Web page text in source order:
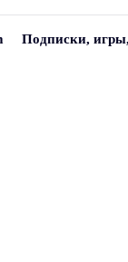
Подписки,